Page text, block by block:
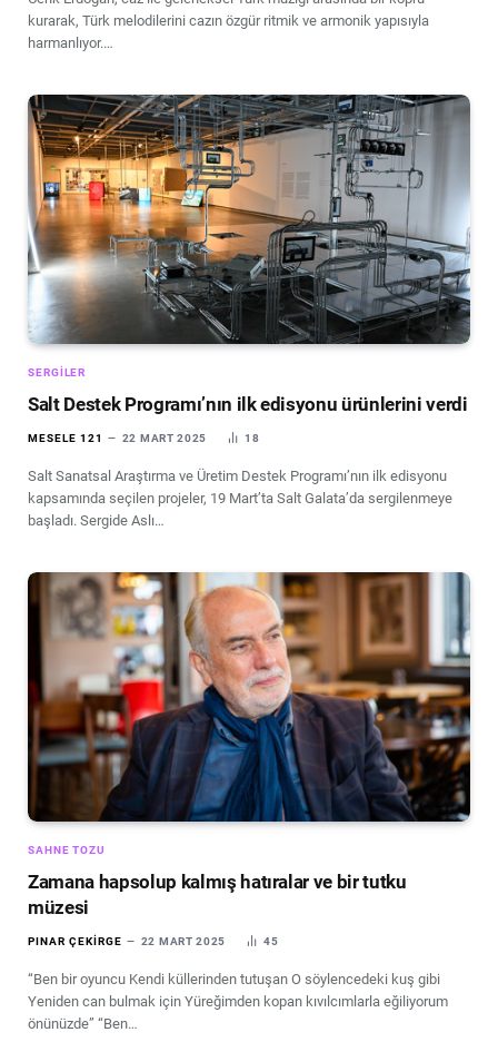
kurarak, Türk melodilerini cazın özgür ritmik ve armonik yapısıyla
harmanlıyor.…
SERGILER
Salt Destek Programı’nın ilk edisyonu ürünlerini verdi
MESELE 121 22 MART 2025 18
Salt Sanatsal Araştırma ve Üretim Destek Programı’nın ilk edisyonu
kapsamında seçilen projeler, 19 Mart’ta Salt Galata’da sergilenmeye
başladı. Sergide Aslı…
SAHNE TOZU
Zamana hapsolup kalmış hatıralar ve bir tutku
müzesi
PINAR ÇEKIRGE 22 MART 2025 45
“Ben bir oyuncu Kendi küllerinden tutuşan O söylencedeki kuş gibi
Yeniden can bulmak için Yüreğimden kopan kıvılcımlarla eğiliyorum
önünüzde” “Ben…